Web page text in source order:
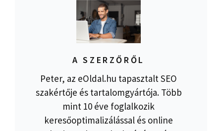
A SZERZŐRŐL
Peter, az eOldal.hu tapasztalt SEO
szakértője és tartalomgyártója. Több
mint 10 éve foglalkozik
keresőoptimalizálással és online